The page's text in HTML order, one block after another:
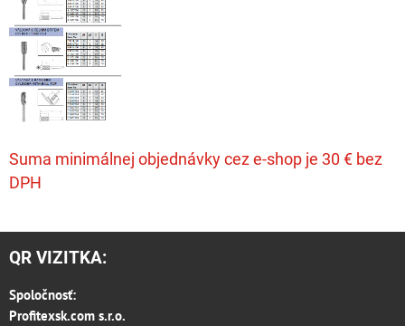
Suma minimálnej objednávky cez e-shop je 30 € bez
DPH
QR VIZITKA:
Spoločnosť:
Profitexsk.com s.r.o.